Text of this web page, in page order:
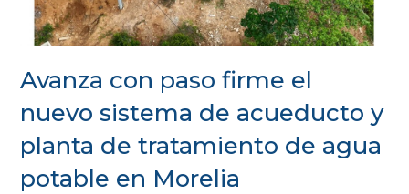
Avanza con paso firme el
nuevo sistema de acueducto y
planta de tratamiento de agua
potable en Morelia